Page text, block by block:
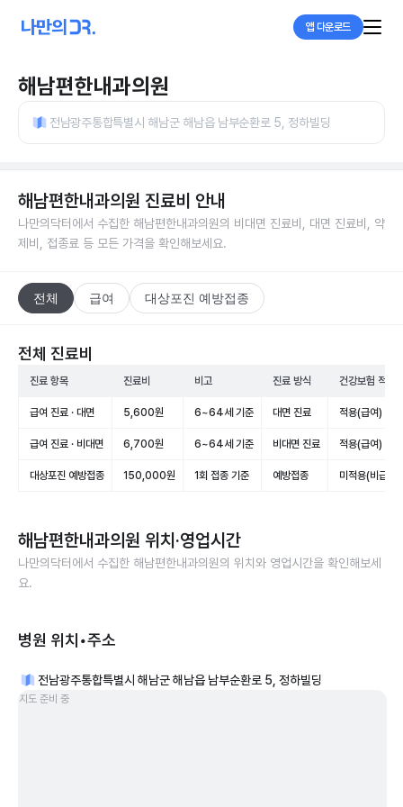
앱 다운로드
해남편한내과의원
전남광주통합특별시 해남군 해남읍 남부순환로 5, 정하빌딩
해남편한내과의원 진료비 안내
나만의닥터에서 수집한 해남편한내과의원의 비대면 진료비, 대면 진료비, 약
제비, 접종료 등 모든 가격을 확인해보세요.
전체 급여 대상포진 예방접종
전체 진료비
진료 항목 진료비 비고 진료 방식 건강보험 적용
급여 진료 · 대면 5,600원 6~64세 기준 대면 진료 적용(급여)
급여 진료 · 비대면 6,700원 6~64세 기준 비대면 진료 적용(급여)
대상포진 예방접종 150,000원 1회 접종 기준 예방접종 미적용(비급여)
해남편한내과의원 위치·영업시간
나만의닥터에서 수집한 해남편한내과의원의 위치와 영업시간을 확인해보세
요.
병원 위치•주소
전남광주통합특별시 해남군 해남읍 남부순환로 5, 정하빌딩
지도 준비 중